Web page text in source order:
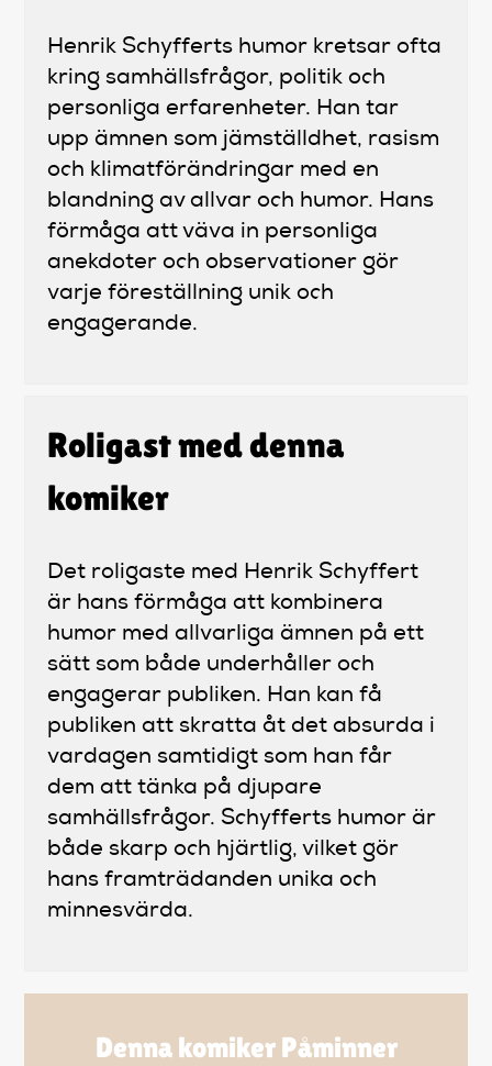
Henrik Schyfferts humor kretsar ofta
kring samhällsfrågor, politik och
personliga erfarenheter. Han tar
upp ämnen som jämställdhet, rasism
och klimatförändringar med en
blandning av allvar och humor. Hans
förmåga att väva in personliga
anekdoter och observationer gör
varje föreställning unik och
engagerande.
Roligast med denna
komiker
Det roligaste med Henrik Schyffert
är hans förmåga att kombinera
humor med allvarliga ämnen på ett
sätt som både underhåller och
engagerar publiken. Han kan få
publiken att skratta åt det absurda i
vardagen samtidigt som han får
dem att tänka på djupare
samhällsfrågor. Schyfferts humor är
både skarp och hjärtlig, vilket gör
hans framträdanden unika och
minnesvärda.
Denna komiker Påminner